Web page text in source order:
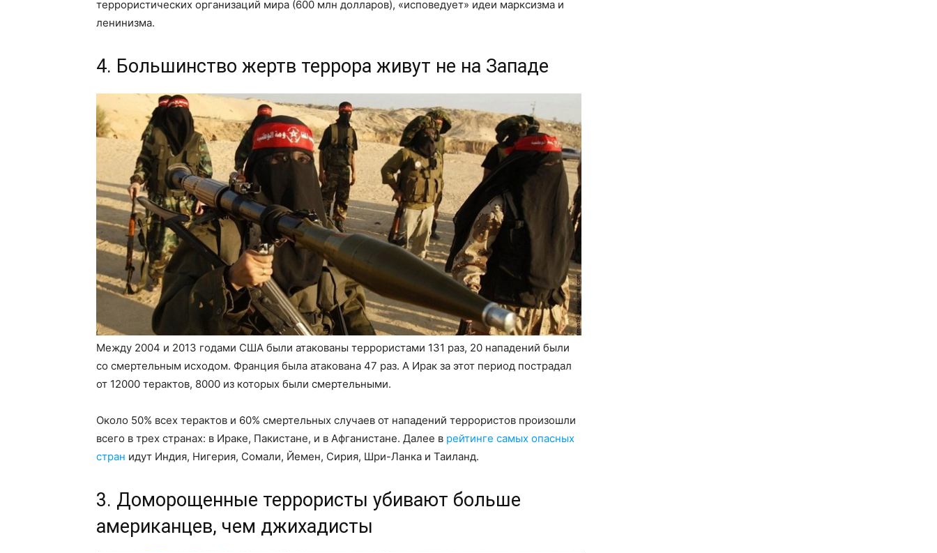
террористических организаций мира (600 млн долларов), «исповедует» идеи марксизма и
ленинизма.
4. Большинство жертв террора живут не на Западе
Между 2004 и 2013 годами США были атакованы террористами 131 раз, 20 нападений были
со смертельным исходом. Франция была атакована 47 раз. А Ирак за этот период пострадал
от 12000 терактов, 8000 из которых были смертельными.
Около 50% всех терактов и 60% смертельных случаев от нападений террористов произошли
всего в трех странах: в Ираке, Пакистане, и в Афганистане. Далее в рейтинге самых опасных
стран идут Индия, Нигерия, Сомали, Йемен, Сирия, Шри-Ланка и Таиланд.
3. Доморощенные террористы убивают больше
американцев, чем джихадисты